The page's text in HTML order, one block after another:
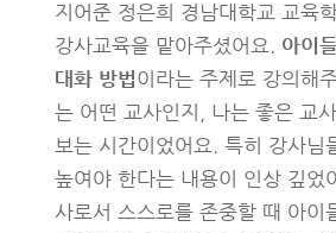
지어준 정은희 경남대학교 교육
강사교육을 맡아주셨어요. 아이
대화 방법이라는 주제로 강의해
는 어떤 교사인지, 나는 좋은 교
보는 시간이었어요. 특히 강사님
높여야 한다는 내용이 인상 깊었
사로서 스스로를 존중할 때 아이